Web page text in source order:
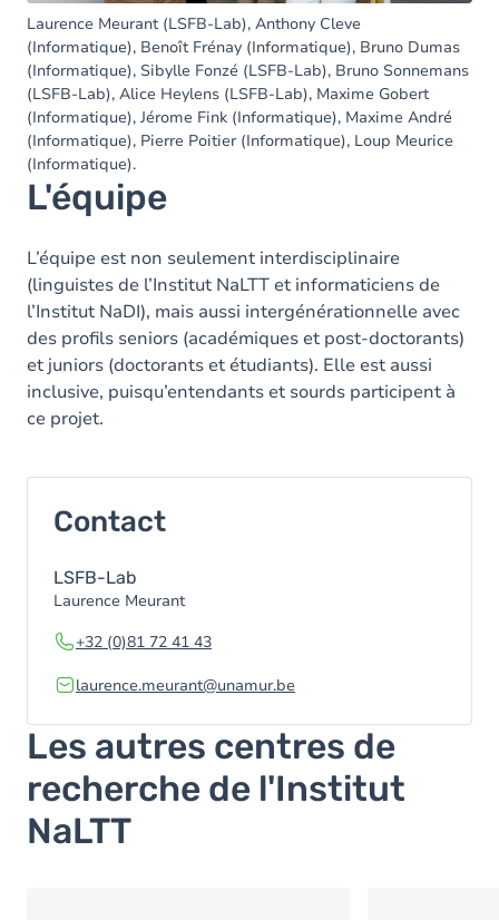
L'équipe
L’équipe est non seulement interdisciplinaire
(linguistes de l’Institut NaLTT et informaticiens de
l’Institut NaDI), mais aussi intergénérationnelle avec
des profils seniors (académiques et post-doctorants)
et juniors (doctorants et étudiants). Elle est aussi
inclusive, puisqu’entendants et sourds participent à
ce projet.
Laurence Meurant (LSFB-Lab), Anthony Cleve
(Informatique), Benoît Frénay (Informatique), Bruno Dumas
(Informatique), Sibylle Fonzé (LSFB-Lab), Bruno Sonnemans
(LSFB-Lab), Alice Heylens (LSFB-Lab), Maxime Gobert
(Informatique), Jérome Fink (Informatique), Maxime André
(Informatique), Pierre Poitier (Informatique), Loup Meurice
(Informatique).
Contact
LSFB-Lab
Laurence Meurant
+32 (0)81 72 41 43
laurence.meurant@unamur.be
Les autres centres de
recherche de l'Institut
NaLTT